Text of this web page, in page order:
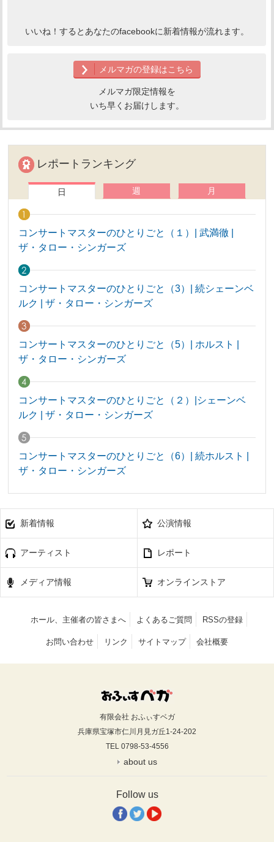
いいね！するとあなたのfacebookに新着情報が流れます。
メルマガの登録はこちら
メルマガ限定情報を
いち早くお届けします。
レポートランキング
日 週 月
コンサートマスターのひとりごと（１）| 武満徹 |
ザ・タロー・シンガーズ
コンサートマスターのひとりごと（3）| 続シェーンベ
ルク | ザ・タロー・シンガーズ
コンサートマスターのひとりごと（5）| ホルスト |
ザ・タロー・シンガーズ
コンサートマスターのひとりごと（２）|シェーンベ
ルク | ザ・タロー・シンガーズ
コンサートマスターのひとりごと（6）| 続ホルスト |
ザ・タロー・シンガーズ
新着情報 公演情報
アーティスト レポート
メディア情報 オンラインストア
ホール、主催者の皆さまへ よくあるご質問 RSSの登録
お問い合わせ リンク サイトマップ 会社概要
有限会社 おふぃすベガ
兵庫県宝塚市仁川月見ガ丘1-24-202
TEL 0798-53-4556
about us
Follow us